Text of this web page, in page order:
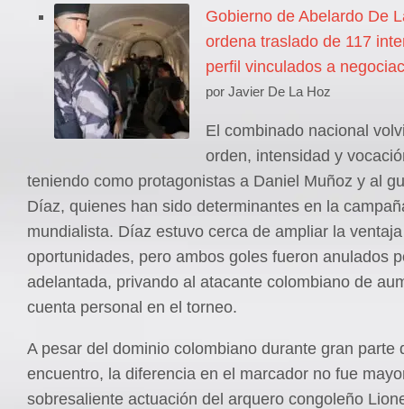
Gobierno de Abelardo De
ordena traslado de 117
perfil vinculados a
por Javier De La Hoz
El combinado nacional
orden, intensidad y
teniendo como protagonistas a Daniel Muñoz y al
Díaz, quienes han sido determinantes en la
mundialista. Díaz estuvo cerca de ampliar la
oportunidades, pero ambos goles fueron anulados
adelantada, privando al atacante colombiano de
cuenta personal en el torneo.
A pesar del dominio colombiano durante gran parte
encuentro, la diferencia en el marcador no fue
sobresaliente actuación del arquero congoleño